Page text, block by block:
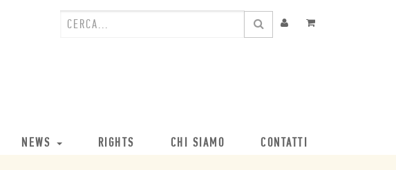
NEWS RIGHTS CHI SIAMO CONTATTI